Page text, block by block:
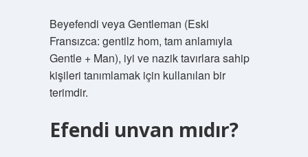
Beyefendi veya Gentleman (Eski
Fransızca: gentilz hom, tam anlamıyla
Gentle + Man), iyi ve nazik tavırlara sahip
kişileri tanımlamak için kullanılan bir
terimdir.
Efendi unvan mıdır?